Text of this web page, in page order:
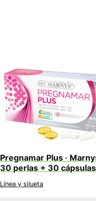
Pregnamar Plus ·
30 perlas + 30 cápsulas
Línea y silueta